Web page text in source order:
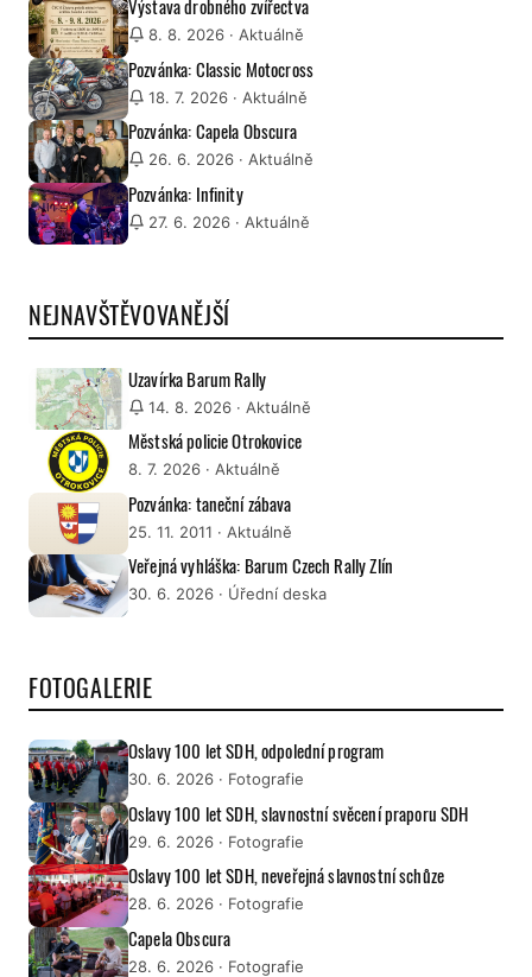
Výstava drobného zvířectva
8. 8. 2026 · Aktuálně
Pozvánka: Classic Motocross
18. 7. 2026 · Aktuálně
Pozvánka: Capela Obscura
26. 6. 2026 · Aktuálně
Pozvánka: Infinity
27. 6. 2026 · Aktuálně
NEJNAVŠTĚVOVANĚJŠÍ
Uzavírka Barum Rally
14. 8. 2026 · Aktuálně
Městská policie Otrokovice
8. 7. 2026 · Aktuálně
Pozvánka: taneční zábava
25. 11. 2011 · Aktuálně
Veřejná vyhláška: Barum Czech Rally Zlín
30. 6. 2026 · Úřední deska
FOTOGALERIE
Oslavy 100 let SDH, odpolední program
30. 6. 2026 · Fotografie
Oslavy 100 let SDH, slavnostní svěcení praporu SDH
29. 6. 2026 · Fotografie
Oslavy 100 let SDH, neveřejná slavnostní schůze
28. 6. 2026 · Fotografie
Capela Obscura
28. 6. 2026 · Fotografie